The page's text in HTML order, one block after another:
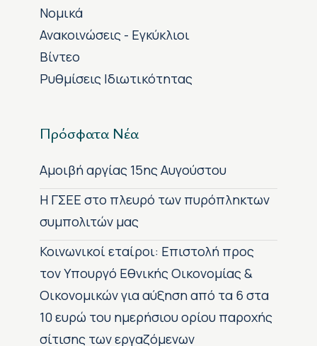
Νομικά
Ανακοινώσεις - Εγκύκλιοι
Βίντεο
Ρυθμίσεις Ιδιωτικότητας
Πρόσφατα Νέα
Αμοιβή αργίας 15ης Αυγούστου
H ΓΣΕΕ στο πλευρό των πυρόπληκτων
συμπολιτών μας
Κοινωνικοί εταίροι: Επιστολή προς
τον Υπουργό Εθνικής Οικονομίας &
Οικονομικών για αύξηση από τα 6 στα
10 ευρώ του ημερήσιου ορίου παροχής
σίτισης των εργαζόμενων